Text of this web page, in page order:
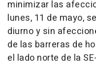
minimizar las
lunes, 11 de mayo,
diurno y sin
de las barreras de
el lado norte de la